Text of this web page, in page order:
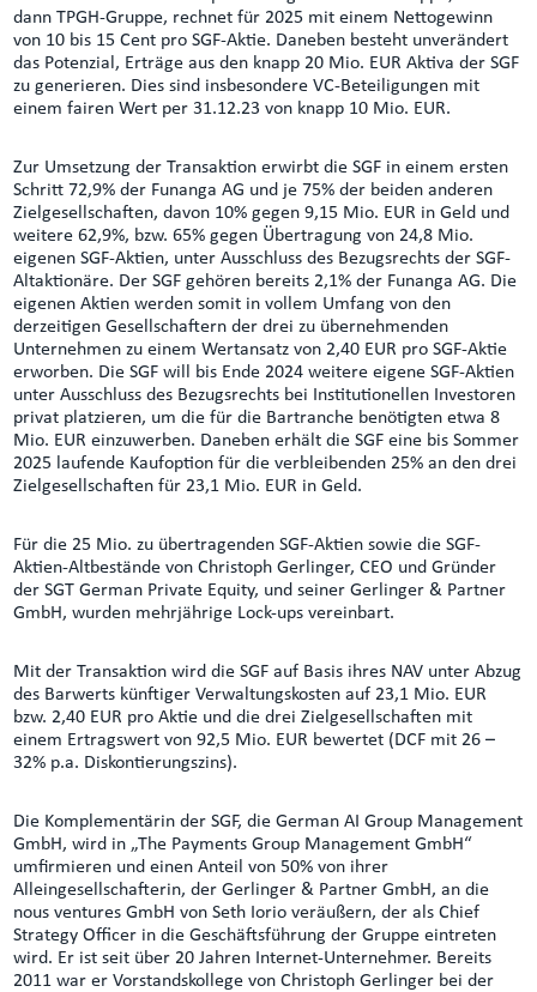
dann TPGH-Gruppe, rechnet für 2025 mit einem Nettogewinn
von 10 bis 15 Cent pro SGF-Aktie. Daneben besteht unverändert
das Potenzial, Erträge aus den knapp 20 Mio. EUR Aktiva der SGF
zu generieren. Dies sind insbesondere VC-Beteiligungen mit
einem fairen Wert per 31.12.23 von knapp 10 Mio. EUR.
Zur Umsetzung der Transaktion erwirbt die SGF in einem ersten
Schritt 72,9% der Funanga AG und je 75% der beiden anderen
Zielgesellschaften, davon 10% gegen 9,15 Mio. EUR in Geld und
weitere 62,9%, bzw. 65% gegen Übertragung von 24,8 Mio.
eigenen SGF-Aktien, unter Ausschluss des Bezugsrechts der SGF-
Altaktionäre. Der SGF gehören bereits 2,1% der Funanga AG. Die
eigenen Aktien werden somit in vollem Umfang von den
derzeitigen Gesellschaftern der drei zu übernehmenden
Unternehmen zu einem Wertansatz von 2,40 EUR pro SGF-Aktie
erworben. Die SGF will bis Ende 2024 weitere eigene SGF-Aktien
unter Ausschluss des Bezugsrechts bei Institutionellen Investoren
privat platzieren, um die für die Bartranche benötigten etwa 8
Mio. EUR einzuwerben. Daneben erhält die SGF eine bis Sommer
2025 laufende Kaufoption für die verbleibenden 25% an den drei
Zielgesellschaften für 23,1 Mio. EUR in Geld.
Für die 25 Mio. zu übertragenden SGF-Aktien sowie die SGF-
Aktien-Altbestände von Christoph Gerlinger, CEO und Gründer
der SGT German Private Equity, und seiner Gerlinger & Partner
GmbH, wurden mehrjährige Lock-ups vereinbart.
Mit der Transaktion wird die SGF auf Basis ihres NAV unter Abzug
des Barwerts künftiger Verwaltungskosten auf 23,1 Mio. EUR
bzw. 2,40 EUR pro Aktie und die drei Zielgesellschaften mit
einem Ertragswert von 92,5 Mio. EUR bewertet (DCF mit 26 –
32% p.a. Diskontierungszins).
Die Komplementärin der SGF, die German AI Group Management
GmbH, wird in „The Payments Group Management GmbH“
umfirmieren und einen Anteil von 50% von ihrer
Alleingesellschafterin, der Gerlinger & Partner GmbH, an die
nous ventures GmbH von Seth Iorio veräußern, der als Chief
Strategy Officer in die Geschäftsführung der Gruppe eintreten
wird. Er ist seit über 20 Jahren Internet-Unternehmer. Bereits
2011 war er Vorstandskollege von Christoph Gerlinger bei der